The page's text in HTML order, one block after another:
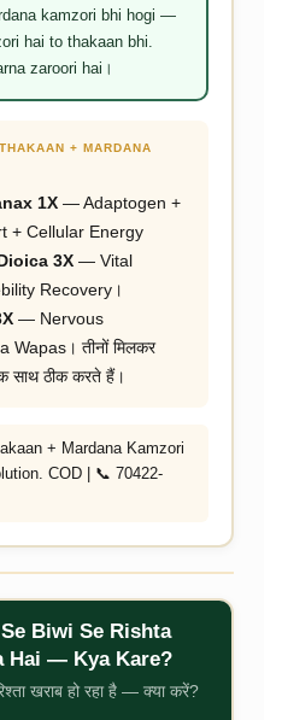
kamzori bhi hogi —
hai to thakaan bhi.
zaroori hai।
+ MARDANA
1X— Adaptogen +
+ Cellular Energy
3X— Vital
Recovery।
— Nervous
तीनों मिलकर
साथ ठीक करते हैं।
+ Mardana Kamzori
COD | 📞 70422-
Biwi Se Rishta
Hai — Kya Kare?
खराब हो रहा है — क्या करें?